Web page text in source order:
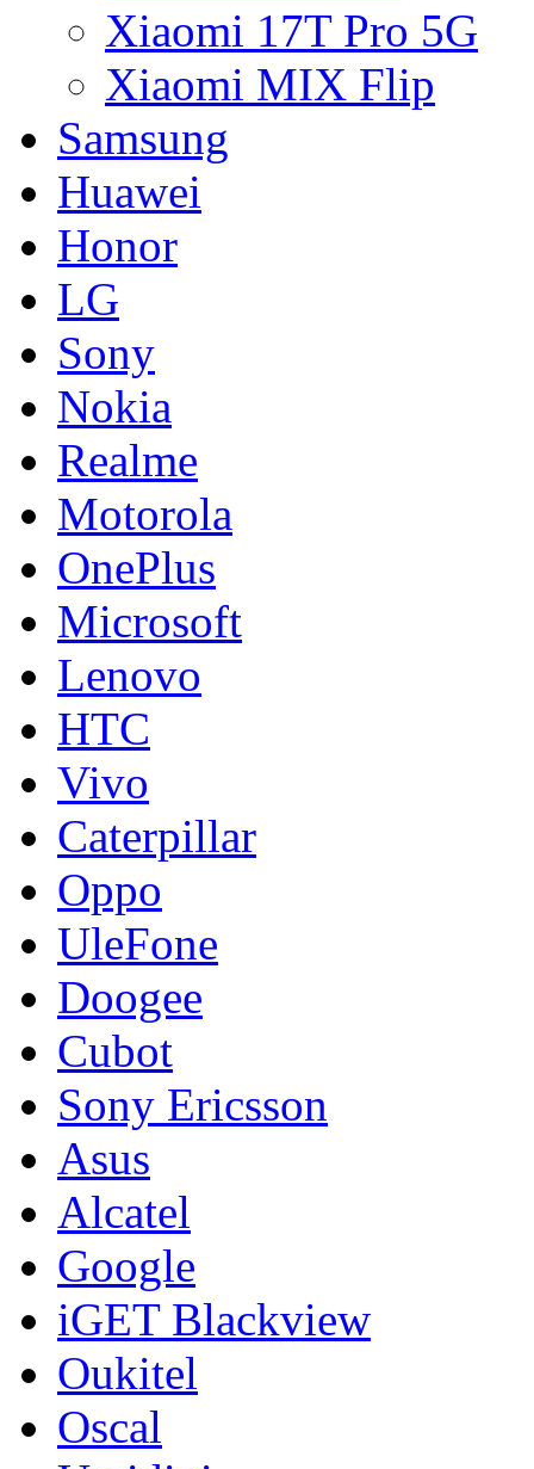
Xiaomi 17T Pro 5G
Xiaomi MIX Flip
Samsung
Huawei
Honor
LG
Sony
Nokia
Realme
Motorola
OnePlus
Microsoft
Lenovo
HTC
Vivo
Caterpillar
Oppo
UleFone
Doogee
Cubot
Sony Ericsson
Asus
Alcatel
Google
iGET Blackview
Oukitel
Oscal